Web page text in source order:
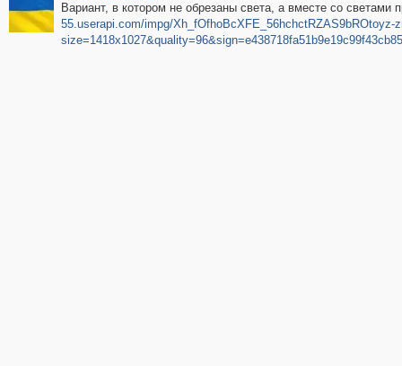
Вариант, в котором не обрезаны света, а вместе со светами
55.userapi.com/impg/Xh_fOfhoBcXFE_56hchctRZAS9bROtoyz-